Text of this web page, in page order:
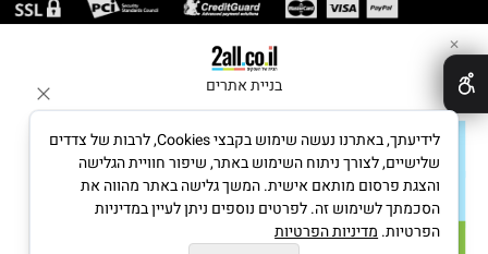
בניית אתרים
✕
לידיעתך, באתרנו נעשה שימוש בקבצי Cookies, לרבות של צדדים
שלישיים, לצורך ניתוח השימוש באתר, שיפור חוויית הגלישה
והצגת פרסום מותאם אישית. המשך גלישה באתר מהווה את
הסכמתך לשימוש זה. לפרטים נוספים ניתן לעיין במדיניות
הפרטיות. מדיניות הפרטיות